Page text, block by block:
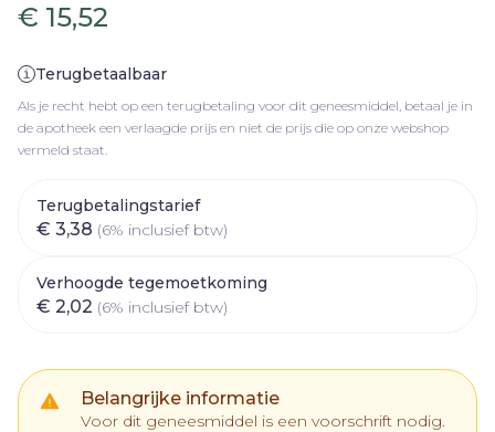
€ 15,52
Terugbetaalbaar
Als je recht hebt op een terugbetaling voor dit geneesmiddel, betaal je in
de apotheek een verlaagde prijs en niet de prijs die op onze webshop
vermeld staat.
Terugbetalingstarief
€ 3,38 (6% inclusief btw)
Verhoogde tegemoetkoming
€ 2,02 (6% inclusief btw)
Belangrijke informatie
Voor dit geneesmiddel is een voorschrift nodig.